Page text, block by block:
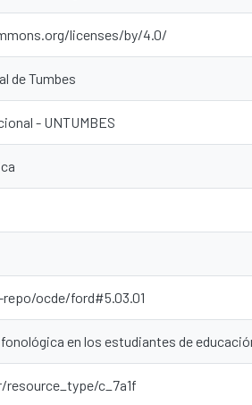
licenses/by/4.0/
de Tumbes
- UNTUMBES
ocde/ford#5.03.01
en los estudiantes de
c_7a1f